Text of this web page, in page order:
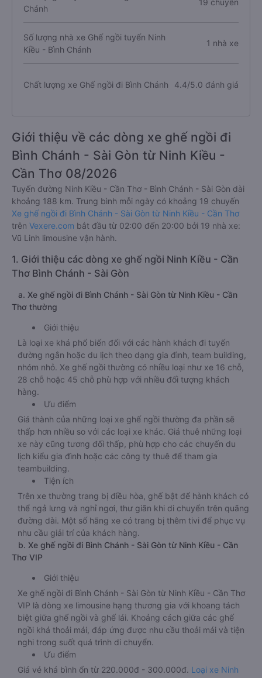
Chánh
19 chuyến
Số lượng nhà xe Ghế ngồi tuyến Ninh
Kiều - Bình Chánh
1 nhà xe
Chất lượng xe Ghế ngồi đi Bình Chánh 4.4/5.0 đánh giá
Giới thiệu về các dòng xe ghế ngồi đi
Bình Chánh - Sài Gòn từ Ninh Kiều -
Cần Thơ 08/2026
Tuyến đường Ninh Kiều - Cần Thơ - Bình Chánh - Sài Gòn dài
khoảng 188 km. Trung bình mỗi ngày có khoảng 19 chuyến
Xe ghế ngồi đi Bình Chánh - Sài Gòn từ Ninh Kiều - Cần Thơ
trên Vexere.com bắt đầu từ 02:00 đến 20:00 bởi 19 nhà xe:
Vũ Linh limousine vận hành.
1. Giới thiệu các dòng xe ghế ngồi Ninh Kiều - Cần
Thơ Bình Chánh - Sài Gòn
a. Xe ghế ngồi đi Bình Chánh - Sài Gòn từ Ninh Kiều - Cần
Thơ thường
Giới thiệu
Là loại xe khá phổ biến đối với các hành khách đi tuyến
đường ngắn hoặc du lịch theo dạng gia đình, team building,
nhóm nhỏ. Xe ghế ngồi thường có nhiều loại như xe 16 chỗ,
28 chỗ hoặc 45 chỗ phù hợp với nhiều đối tượng khách
hàng.
Ưu điểm
Giá thành của những loại xe ghế ngồi thường đa phần sẽ
thấp hơn nhiều so với các loại xe khác. Giá thuê những loại
xe này cũng tương đối thấp, phù hợp cho các chuyến du
lịch kiểu gia đình hoặc các công ty thuê để tham gia
teambuilding.
Tiện ích
Trên xe thường trang bị điều hòa, ghế bật để hành khách có
thể ngả lưng và nghỉ ngơi, thư giãn khi di chuyển trên quãng
đường dài. Một số hãng xe có trang bị thêm tivi để phục vụ
nhu cầu giải trí của khách hàng.
b. Xe ghế ngồi đi Bình Chánh - Sài Gòn từ Ninh Kiều - Cần
Thơ VIP
Giới thiệu
Xe ghế ngồi đi Bình Chánh - Sài Gòn từ Ninh Kiều - Cần Thơ
VIP là dòng xe limousine hạng thương gia với khoang tách
biệt giữa ghế ngồi và ghế lái. Khoảng cách giữa các ghế
ngồi khá thoải mái, đáp ứng được nhu cầu thoải mái và tiện
nghi trong suốt quá trình di chuyển.
Ưu điểm
Giá vé khá bình ổn từ 220.000đ - 300.000đ. Loại xe Ninh